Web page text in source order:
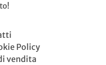
Policy
vendita